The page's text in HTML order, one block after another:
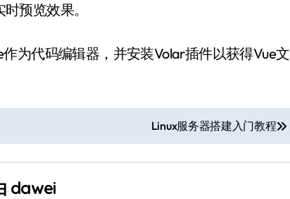
预览效果。
为代码编辑器，并安装Volar插件以获得Vue文
Linux服务器搭建入门教程
dawei